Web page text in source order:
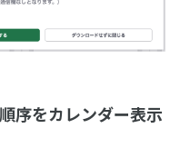
序をカレンダー表示